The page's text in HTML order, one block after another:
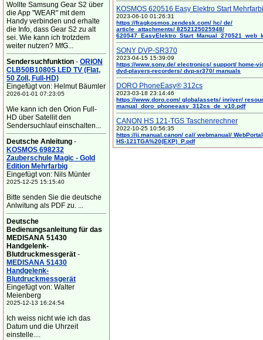
Wollte Samsung Gear S2 über
die App "WEAR" mit dem
Handy verbinden und erhalte
die Info, dass Gear S2 zu alt
sei. Wie kann ich trotzdem
weiter nutzen? MfG...
Sendersuchfunktion - ORION
CLB50B1080S LED TV (Flat,
50 Zoll, Full-HD)
Eingefügt von: Helmut Bäumler
2026-01-01 07:23:05
Wie kann ich den Orion Full-
HD über Satellit den
Sendersuchlauf einschalten...
Deutsche Anleitung -
KOSMOS 698232
Zauberschule Magic - Gold
Edition Mehrfarbig
Eingefügt von: Nils Münter
2025-12-25 15:15:40
Bitte senden Sie die deutsche
Anlwitung als PDF zu. ...
Deutsche
Bedienungsanleitung für das
MEDISANA 51430
Handgelenk-
Blutdruckmessgerät -
MEDISANA 51430
Handgelenk-
Blutdruckmessgerät
Eingefügt von: Walter
Meienberg
2025-12-13 16:24:54
Ich weiss nicht wie ich das
Datum und die Uhrzeit
einstelle....
KOSMOS 620516 Easy Elektro Start
2023-06-10 01:26:31
https://fragkosmos.zendesk.com/ hc/ de/
article_attachments/ 8252125025948/
SONY DVP-SR370
2023-04-15 15:39:09
https://www.sony.de/ electronics/ support/ home-
dvd-players-recorders/ dvp-sr370/ manuals
DORO PhoneEasy® 312cs
2023-03-18 23:14:46
https://www.doro.com/ globalassets/ inriver/
manual_doro_phoneeasy_312cs_de_v10.pdf
CANON HS 121-TGS Taschenrechner
2022-10-25 10:56:35
https://ij.manual.canon/ cal/ webmanual/
HS-121TGA%20(EXP)_P.pdf